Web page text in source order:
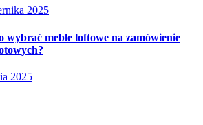
2025
wybrać meble loftowe na zamówienie
2025